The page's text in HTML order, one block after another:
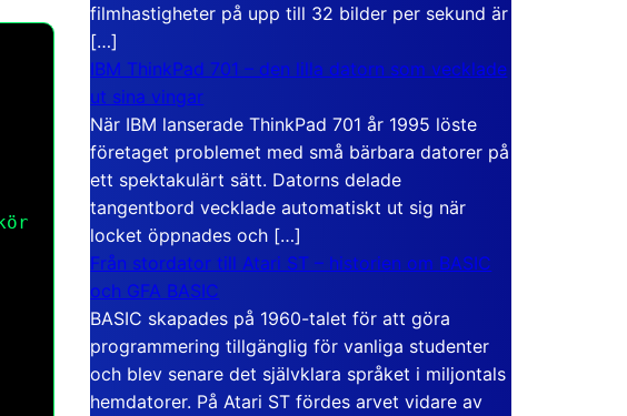
filmhastigheter på upp till 32 bilder per sekund är
[…]
IBM ThinkPad 701 – den lilla datorn som vecklade
ut sina vingar
När IBM lanserade ThinkPad 701 år 1995 löste
företaget problemet med små bärbara datorer på
ett spektakulärt sätt. Datorns delade
tangentbord vecklade automatiskt ut sig när
locket öppnades och […]
Från stordator till Atari ST – historien om BASIC
och GFA BASIC
BASIC skapades på 1960-talet för att göra
programmering tillgänglig för vanliga studenter
och blev senare det självklara språket i miljontals
hemdatorer. På Atari ST fördes arvet vidare av